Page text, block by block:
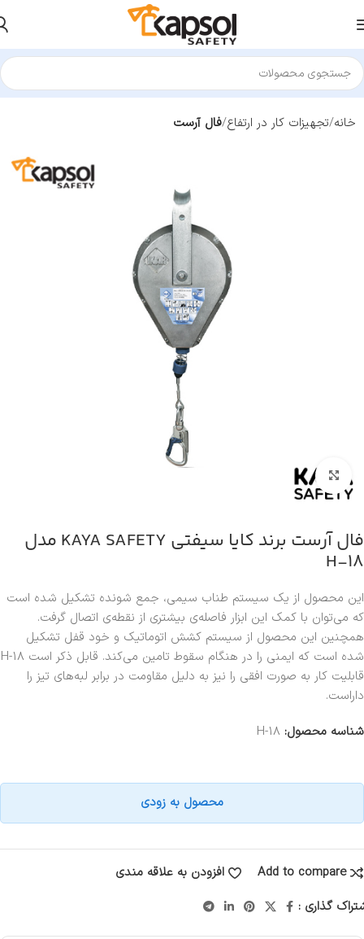
خانه تجهیزات کار در ارتفاع فال آرست
بزرگنمایی تصویر
فال آرست برند کایا سیفتی KAYA SAFETY مدل
H-18
این محصول از یک سیستم طناب سیمی، جمع شونده تشکیل شده است
که می‌توان با کمک این ابزار فاصله‌ی بیشتری از نقطه‌ی اتصال گرفت.
همچنین این محصول از سیستم کشش اتوماتیک و خود قفل تشکیل
شده است که ایمنی را در هنگام سقوط تامین می‌کند. قابل ذکر است H-18
قابلیت کار به صورت افقی را نیز به دلیل مقاومت در برابر لبه‌های تیز را
داراست.
شناسه محصول: H-18
محصول به زودی
Add to compare
افزودن به علاقه مندی
گذاری :